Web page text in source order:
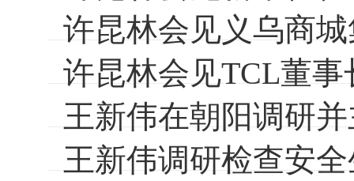
许昆林会见义乌商
许昆林会见TCL董事
王新伟在朝阳调研
王新伟调研检查安